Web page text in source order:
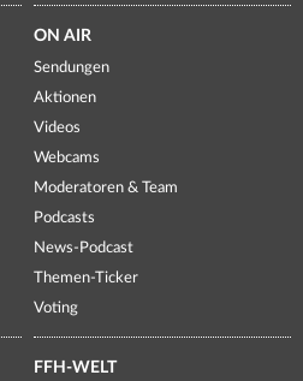
ON AIR
Sendungen
Aktionen
Videos
Webcams
Moderatoren & Team
Podcasts
News-Podcast
Themen-Ticker
Voting
FFH-WELT